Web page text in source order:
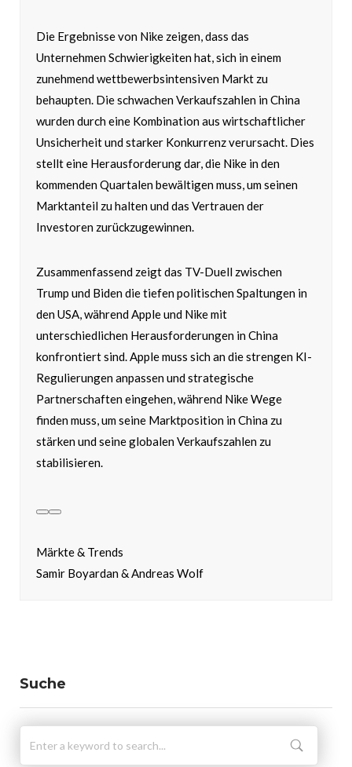
Die Ergebnisse von Nike zeigen, dass das
Unternehmen Schwierigkeiten hat, sich in einem
zunehmend wettbewerbsintensiven Markt zu
behaupten. Die schwachen Verkaufszahlen in China
wurden durch eine Kombination aus wirtschaftlicher
Unsicherheit und starker Konkurrenz verursacht. Dies
stellt eine Herausforderung dar, die Nike in den
kommenden Quartalen bewältigen muss, um seinen
Marktanteil zu halten und das Vertrauen der
Investoren zurückzugewinnen.
Zusammenfassend zeigt das TV-Duell zwischen
Trump und Biden die tiefen politischen Spaltungen in
den USA, während Apple und Nike mit
unterschiedlichen Herausforderungen in China
konfrontiert sind. Apple muss sich an die strengen KI-
Regulierungen anpassen und strategische
Partnerschaften eingehen, während Nike Wege
finden muss, um seine Marktposition in China zu
stärken und seine globalen Verkaufszahlen zu
stabilisieren.
Märkte & Trends
Samir Boyardan & Andreas Wolf
Suche